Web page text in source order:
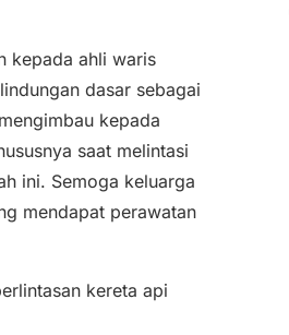
kepada ahli waris
dasar sebagai
kepada
saat melintasi
ini. Semoga keluarga
mendapat perawatan
kereta api